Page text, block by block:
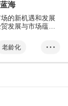
海
的新机遇和发展
发展与市场蕴藏
老龄化
务
• • •